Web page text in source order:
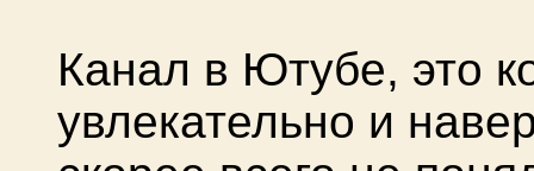
Канал в Ютубе, это
увлекательно и